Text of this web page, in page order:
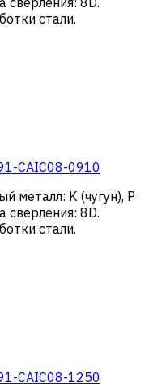
стали.
CAIC08-0910
металл: K (чугун), Р
сверления: 8D.
стали.
CAIC08-1250